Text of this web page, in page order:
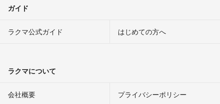
ガイド
ラクマ公式ガイド はじめての方へ
ラクマについて
会社概要 プライバシーポリシー